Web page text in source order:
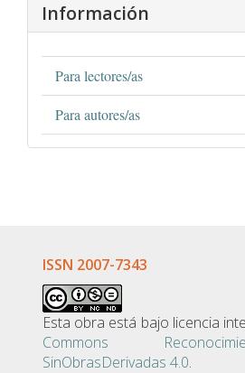
Información
Para lectores/as
Para autores/as
ISSN 2007-7343
Esta obra está bajo licencia
Commons
SinObrasDerivadas 4.0.